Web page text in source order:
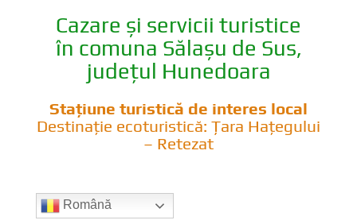
Cazare și servicii turistice
în comuna Sălașu de Sus,
județul Hunedoara
Stațiune turistică de interes local
Destinație ecoturistică: Țara Hațegului
– Retezat
Română